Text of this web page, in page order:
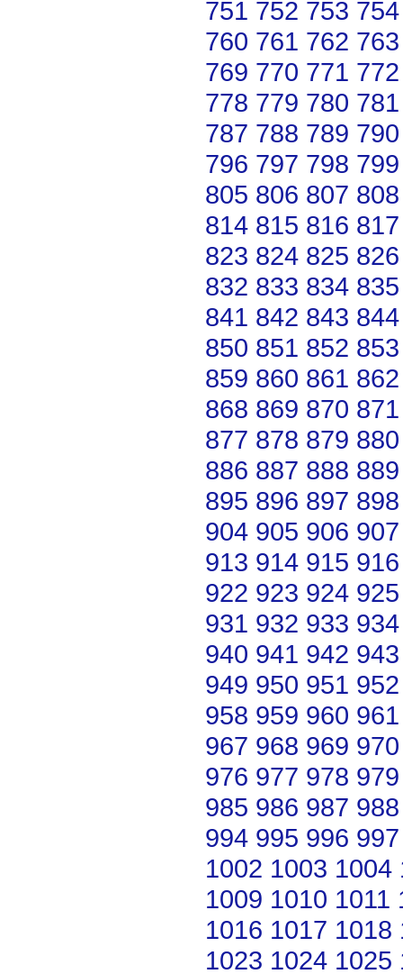
751 752 753 754
760 761 762 763
769 770 771 772
778 779 780 781
787 788 789 790
796 797 798 799
805 806 807 808
814 815 816 817
823 824 825 826
832 833 834 835
841 842 843 844
850 851 852 853
859 860 861 862
868 869 870 871
877 878 879 880
886 887 888 889
895 896 897 898
904 905 906 907
913 914 915 916
922 923 924 925
931 932 933 934
940 941 942 943
949 950 951 952
958 959 960 961
967 968 969 970
976 977 978 979
985 986 987 988
994 995 996 997
1002 1003 1004
1009 1010 1011
1016 1017 1018
1023 1024 1025